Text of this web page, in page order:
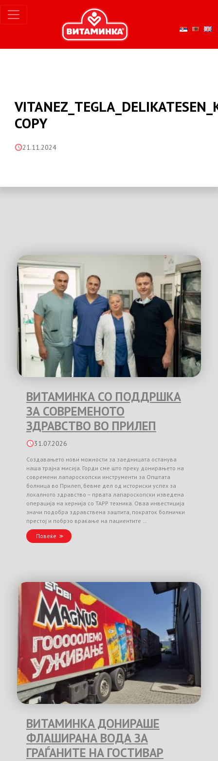
COPY
21.11.2024
ВИТАМИНКА СО ПОДДРШКА
ЗА СОВРЕМЕНОТО
ЗДРАВСТВО ВО ПРИЛЕП
31.07.2026
Создавањето нови можности за заедницата останува
наша трајна мисија. Горди сме што преку донирањето на
современи лапароскопски инструменти за Општата
болница во Прилеп, бевме дел од историски успех за
локалното здравство – првата лапароскопски изведена
операција на хернија со TAPP техника. Оваа инвестиција
значи подобра здравствена заштита, пократок болнички
престој и побрзо враќање на пациентите …
Повеќе
ВИТАМИНКА ДОНИРАШЕ
ФЛАШИРАНА ВОДА ЗА
ГРАЃАНИТЕ НА ГОСТИВАР